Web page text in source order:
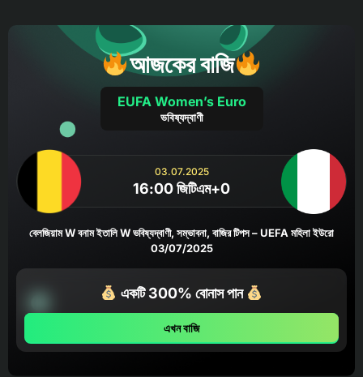
আজকের বাজি
EUFA Women’s Euro
ভবিষ্যদ্বাণী
03.07.2025
16:00 জিটিএম+0
বেলজিয়াম W বনাম ইতালি W ভবিষ্যদ্বাণী, সম্ভাবনা, বাজির টিপস – UEFA মহিলা ইউরো
03/07/2025
একটি 300% বোনাস পান
এখন বাজি